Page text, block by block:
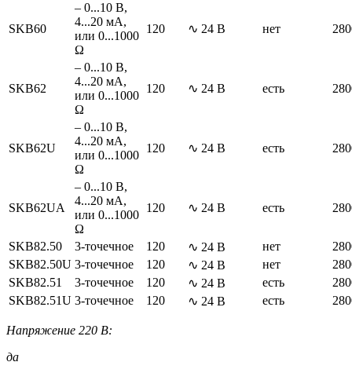
SKB60
– 0...10 В,
4...20 мА,
или 0...1000
Ω
120 ∿ 24 В нет
SKB62
– 0...10 В,
4...20 мА,
или 0...1000
Ω
120 ∿ 24 В есть
SKB62U
– 0...10 В,
4...20 мА,
или 0...1000
Ω
120 ∿ 24 В есть
SKB62UA
– 0...10 В,
4...20 мА,
или 0...1000
Ω
120 ∿ 24 В есть
SKB82.50 3-точечное 120 ∿ 24 В нет
SKB82.50U 3-точечное 120 ∿ 24 В нет
SKB82.51
3-точечное 120 ∿ 24 В есть
SKB82.51U 3-точечное 120 ∿ 24 В есть
Напряжение 220 В:
да